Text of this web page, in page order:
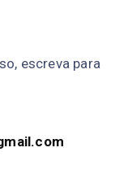
escreva para